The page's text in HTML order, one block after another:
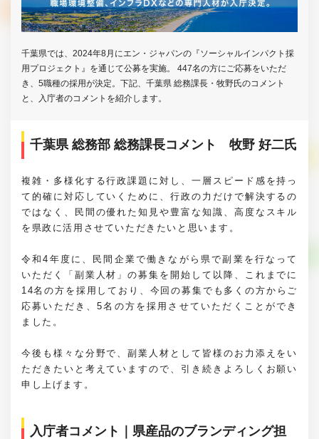
千葉県では、2024年8月にエン・ジャパンの『ソーシャルインパクト採
用プロジェクト』を通じて公募を実施。 447名の方にご応募をいただ
き、5職種の採用が決定。下記、千葉県 総務課長・牧野氏のコメント
と、入庁者のコメントを紹介します。
千葉県 総務部 総務課長コメント 牧野 好二氏
複雑・多様化する行政課題に対し、一層スピード感を持っ
て的確に対応していくために、行政の力だけで解決するの
ではなく、民間の優れた知見や豊富な知識、高度なスキル
を県政に活用させていただきたいと思います。
令和4年度に、民間企業で働きながら県で副業を行なって
いただく「副業人材」の募集を開始して以降、これまでに
14名の方を採用しており、今回の募集でも多くの方からご
応募いただき、5名の方を採用させていただくことができ
ました。
今後も様々な分野で、副業人材として皆様のお力添えをい
ただきたいと考えていますので、引き続きよろしくお願い
申し上げます。
入庁者コメント｜県産品のブランディング担